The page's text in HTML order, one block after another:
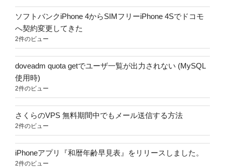
ソフトバンクiPhone 4からSIMフリーiPhone 4Sでドコモ
へ契約変更してきた
2件のビュー
doveadm quota getでユーザ一覧が出力されない (MySQL
使用時)
2件のビュー
さくらのVPS 無料期間中でもメール送信する方法
2件のビュー
iPhoneアプリ『和暦年齢早見表』をリリースしました。
2件のビュー